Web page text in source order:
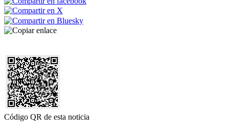
Código QR de esta noticia